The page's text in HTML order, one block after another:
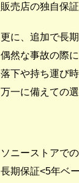
販売店の独自保
更に、追加で長
偶然な事故の際
落下や持ち運び
万一に備えての
ソニーストアで
長期保証<5年ベ